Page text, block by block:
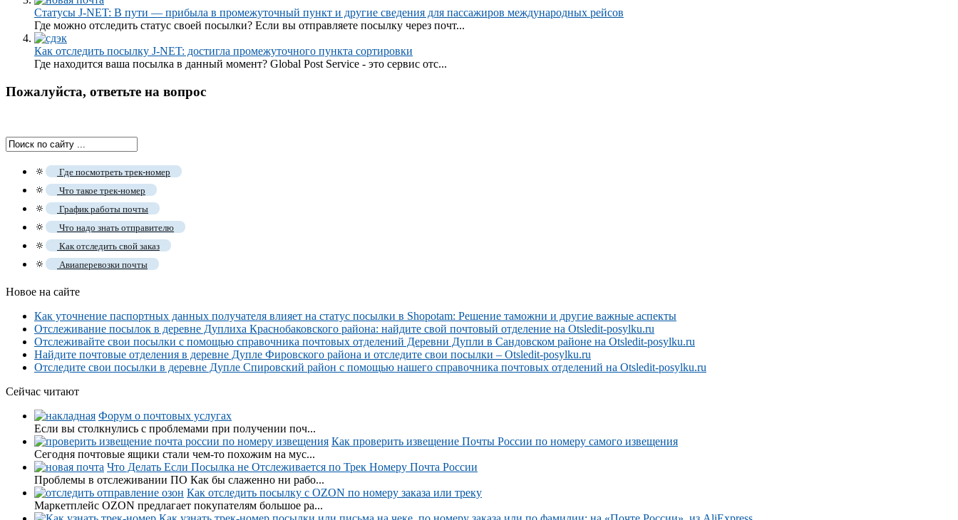
Статусы J-NET: В пути — прибыла в промежуточный пункт и другие сведения для пассажиров международных рейсов
Где можно отследить статус своей посылки? Если вы отправляете посылку через почт...
Как отследить посылку J-NET: достигла промежуточного пункта сортировки
Где находится ваша посылка в данный момент? Global Post Service - это сервис отс...
Пожалуйста, ответьте на вопрос
🔅 Где посмотреть трек-номер
🔅 Что такое трек-номер
🔅 График работы почты
🔅 Что надо знать отправителю
🔅 Как отследить свой заказ
🔅 Авиаперевозки почты
Новое на сайте
Как уточнение паспортных данных получателя влияет на статус посылки в Shopotam: Решение таможни и другие важные аспекты
Отслеживание посылок в деревне Дуплиха Краснобаковского района: найдите свой почтовый отделение на Otsledit-posylku.ru
Отслеживайте свои посылки с помощью справочника почтовых отделений Деревни Дупли в Сандовском районе на Otsledit-posylku.ru
Найдите почтовые отделения в деревне Дупле Фировского района и отследите свои посылки – Otsledit-posylku.ru
Отследите свои посылки в деревне Дупле Спировский район с помощью нашего справочника почтовых отделений на Otsledit-posylku.ru
Сейчас читают
Форум о почтовых услугах
Если вы столкнулись с проблемами при получении поч...
Как проверить извещение Почты России по номеру самого извещения
Сегодня почтовые ящики стали чем-то похожим на мус...
Что Делать Если Посылка не Отслеживается по Трек Номеру Почта России
Проблемы в отслеживании ПО Как бы слаженно ни рабо...
Как отследить посылку с OZON по номеру заказа или треку
Маркетплейс OZON предлагает покупателям большое ра...